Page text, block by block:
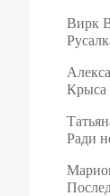
Вирк
Крыса
Ради